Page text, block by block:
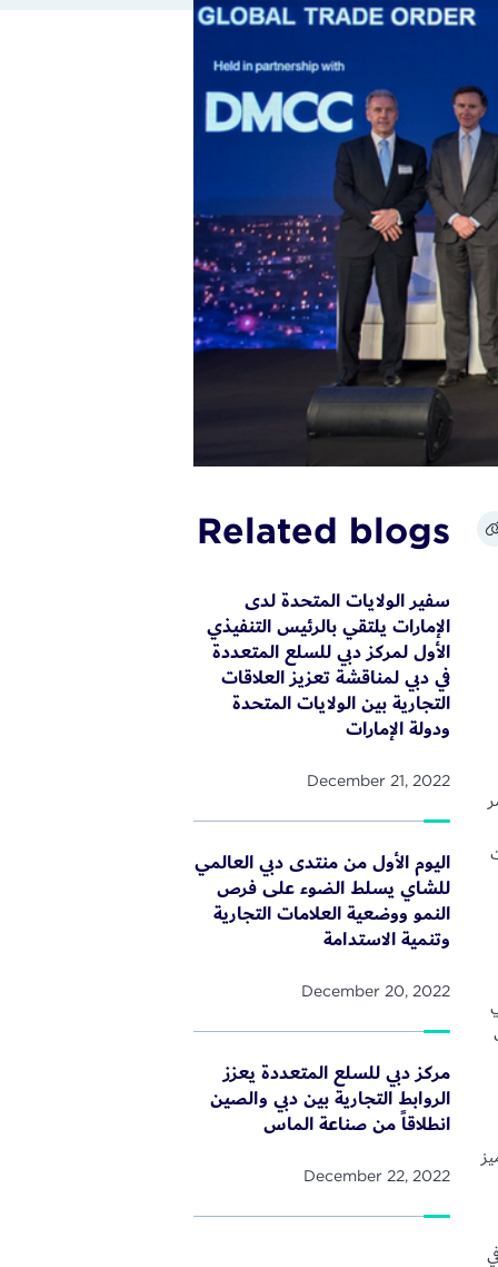
Related blogs
سفير الولايات المتحدة لدى
الإمارات يلتقي بالرئيس التنفيذي
الأول لمركز دبي للسلع المتعددة
في دبي لمناقشة تعزيز العلاقات
التجارية بين الولايات المتحدة
ودولة الإمارات
December 21, 2022
اليوم الأول من منتدى دبي العالمي
للشاي يسلط الضوء على فرص
النمو ووضعية العلامات التجارية
وتنمية الاستدامة
December 20, 2022
مركز دبي للسلع المتعددة يعزز
الروابط التجارية بين دبي والصين
انطلاقاً من صناعة الماس
December 22, 2022